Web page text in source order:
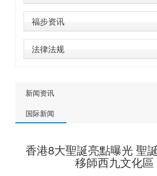
福步资讯
法律法规
新闻资讯
国际新闻
香港8大聖誕亮點曝光 聖
移師西九文化區